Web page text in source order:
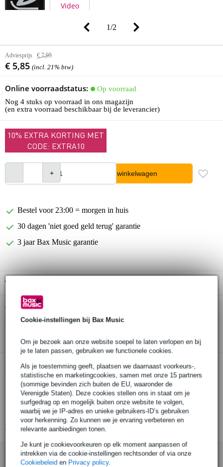
Cookie-instellingen bij Bax Music
Om je bezoek aan onze website soepel te laten verlopen en bij
je te laten passen, gebruiken we functionele cookies.
Als je toestemming geeft, plaatsen we daarnaast voorkeurs-,
statistische en marketingcookies, samen met onze 15 partners
(sommige bevinden zich buiten de EU, waaronder de
Verenigde Staten). Deze cookies stellen ons in staat om je
surfgedrag op en mogelijk buiten onze website te volgen,
waarbij we je IP-adres en unieke gebruikers-ID’s gebruiken
voor herkenning. Zo kunnen we je ervaring verbeteren en
relevante aanbiedingen tonen.
Je kunt je cookievoorkeuren op elk moment aanpassen of
intrekken via de cookie-instellingen rechtsonder of via onze
Cookiebeleid en Privacy policy.
Video
1/2
Adviesprijs € 7,95
€ 5,85 (incl. 21% btw)
Online voorraadstatus:
Op voorraad
Nog 4 stuks op voorraad in ons magazijn
(en extra voorraad beschikbaar bij de leverancier)
10% EXTRA KORTING MET
CODE: EXTRA10
In winkelwagen
Bestel voor 23:00 = morgen in huis
30 dagen 'niet goed geld terug' garantie
3 jaar Bax Music garantie
Twijfel je of de
snarensetbij je past? Doe de check.
Productinformatie
set van 6 snaren
geschikt voor: elektrische gitaren
smeuïg hoog, gefocuste mids en gedefinieerd laag
Bekijk alle productspecificaties
Bekijk ook eens (1)